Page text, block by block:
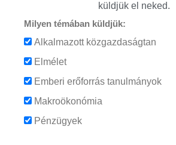
küldjük el neked.
Milyen témában küldjük:
Alkalmazott közgazdaságtan
Elmélet
Emberi erőforrás tanulmányok
Makroökonómia
Pénzügyek